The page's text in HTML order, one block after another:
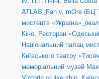
ATLAS_Fan v, mOre (БЦ
мистецтв
Кіно, Ресторан
Національний палац
Київського театру
меморіальний музей